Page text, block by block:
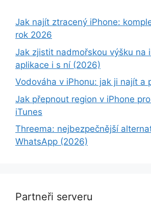
Jak najít ztracený iPhone:
rok 2026
Jak zjistit nadmořskou výšku na
aplikace i s ní (2026)
Vodováha v iPhonu: jak ji najít a
Jak přepnout region v iPhone
iTunes
Threema: nejbezpečnější
WhatsApp (2026)
Partneři serveru